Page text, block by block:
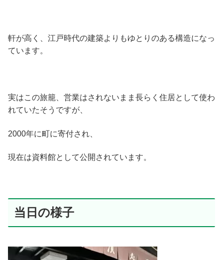
軒が高く、江戸時代の建築よりもゆとりのある構造になっ
ています。
実はこの旅籠、営業はされないまま長らく住居として使わ
れていたそうですが、
2000年に町に寄付され、
現在は資料館として公開されています。
当日の様子